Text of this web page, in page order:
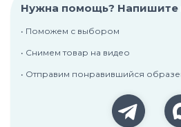
Нужна помощь? Напишите
• Поможем с выбором
• Снимем товар на видео
• Отправим понравившийся